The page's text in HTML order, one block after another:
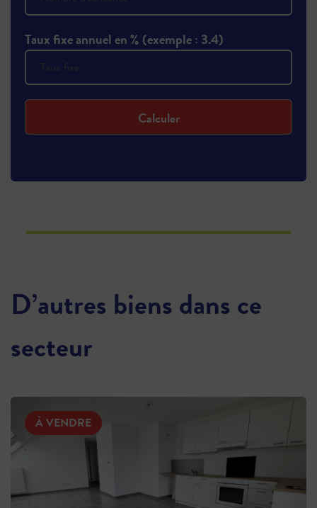
Taux fixe annuel en % (exemple : 3.4)
Calculer
D’autres biens dans ce
secteur
À VENDRE